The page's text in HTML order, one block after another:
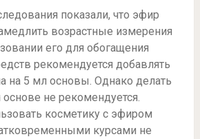
показали, что эфир
возрастные измерения
его для обогащения
рекомендуется добавлять
на 5 мл основы. Однако делать
основе не рекомендуется.
косметику с эфиром
курсами не